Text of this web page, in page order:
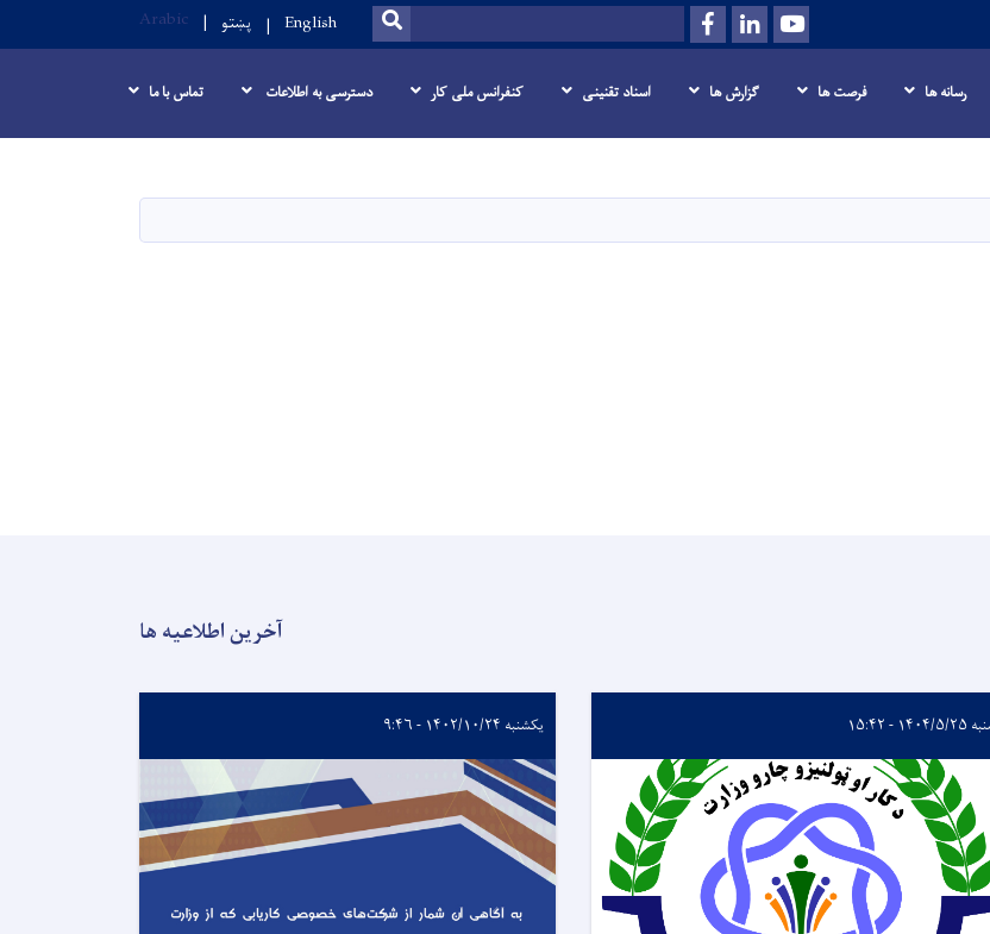
content
Youtube
LinkedIn
Facebook
Search
SEARCH
English پښتو Arabic
رسانه‌ ها فرصت‌ ها گزارش ها اسناد تقنینی کنفرانس ملی کار دسترسی به اطلاعات تماس با ما
آخرین اطلاعیه ها
۵/۲۵ - ۱۵:۴۲ یکشنبه ۱۴۰۲/۱۰/۲۴ - ۹:۴۶